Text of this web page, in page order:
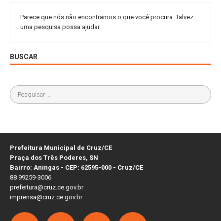
Parece que nós não encontramos o que você procura. Talvez
uma pesquisa possa ajudar.
BUSCAR
Prefeitura Municipal de Cruz/CE
Praça dos Três Poderes, SN
Bairro: Aningas - CEP: 62595-000 - Cruz/CE
88 99259-3006
prefeitura@cruz.ce.gov.br
imprensa@cruz.ce.gov.br